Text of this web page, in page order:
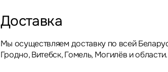
Доставка
Мы осуществляем доставку по всей
Гродно, Витебск, Гомель, Могилёв и области.